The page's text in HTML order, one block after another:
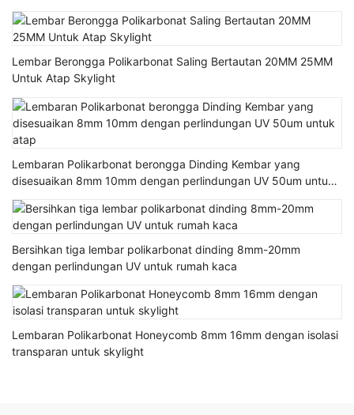
Lembar Berongga Polikarbonat Saling Bertautan 20MM 25MM
Untuk Atap Skylight
Lembaran Polikarbonat berongga Dinding Kembar yang
disesuaikan 8mm 10mm dengan perlindungan UV 50um untuk
atap
Bersihkan tiga lembar polikarbonat dinding 8mm-20mm
dengan perlindungan UV untuk rumah kaca
Lembaran Polikarbonat Honeycomb 8mm 16mm dengan isolasi
transparan untuk skylight